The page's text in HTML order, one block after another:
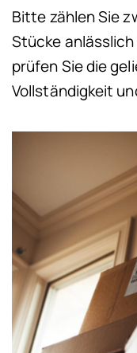
Bitte zählen Sie
Stücke
prüfen Sie die
Vollständigkeit